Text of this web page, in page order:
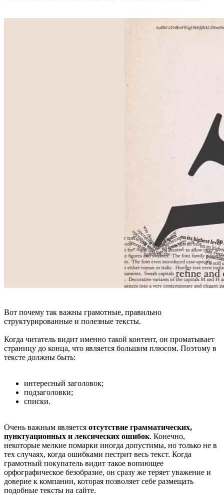
Вот почему так важны грамотные, правильно
структурированные и полезные тексты.
Когда читатель видит именно такой контент, он проматывает
страницу до конца, что является большим плюсом. Поэтому в
тексте должны быть:
интересный заголовок;
подзаголовки;
списки.
Очень важным является отсутствие грамматических,
пунктуационных и лексических ошибок. Конечно,
некоторые мелкие помарки иногда допустимы, но только не в
тех случаях, когда ошибками пестрит весь текст. Когда
грамотный покупатель видит такое вопиющее
орфографическое безобразие, он сразу же теряет уважение и
доверие к компании, которая позволяет себе размещать
подобные тексты на сайте.